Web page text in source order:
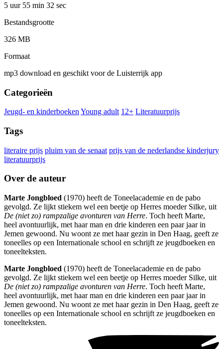
5 uur 55 min 32 sec
Bestandsgrootte
326 MB
Formaat
mp3 download en geschikt voor de Luisterrijk app
Categorieën
Jeugd- en kinderboeken Young adult 12+ Literatuurprijs
Tags
literaire prijs pluim van de senaat prijs van de nederlandse kinderjury
literatuurprijs
Over de auteur
Marte Jongbloed (1970) heeft de Toneelacademie en de pabo
gevolgd. Ze lijkt stiekem wel een beetje op Herres moeder Silke, uit
De (niet zo) rampzalige avonturen van Herre. Toch heeft Marte,
heel avontuurlijk, met haar man en drie kinderen een paar jaar in
Jemen gewoond. Nu woont ze met haar gezin in Den Haag, geeft ze
toneelles op een Internationale school en schrijft ze jeugdboeken en
toneelteksten.
Marte Jongbloed (1970) heeft de Toneelacademie en de pabo
gevolgd. Ze lijkt stiekem wel een beetje op Herres moeder Silke, uit
De (niet zo) rampzalige avonturen van Herre. Toch heeft Marte,
heel avontuurlijk, met haar man en drie kinderen een paar jaar in
Jemen gewoond. Nu woont ze met haar gezin in Den Haag, geeft ze
toneelles op een Internationale school en schrijft ze jeugdboeken en
toneelteksten.